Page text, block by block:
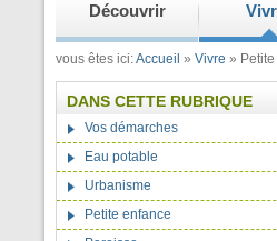
Découvrir
vous êtes ici:Accueil » Vivre »
DANS CETTE RUBRIQUE
Vos démarches
Eau potable
Urbanisme
Petite enfance